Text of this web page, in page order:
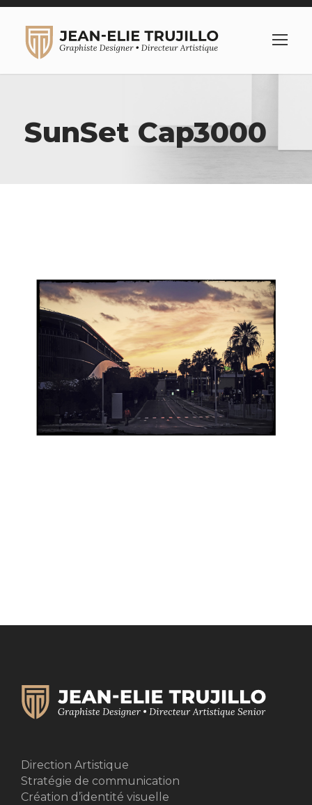
SunSet Cap3000
Direction Artistique
Stratégie de communication
Création d’identité visuelle